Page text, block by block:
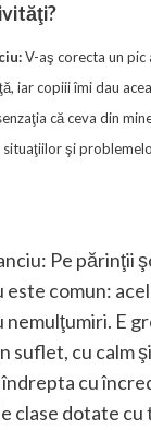
V-aş corecta un pic
iar copiii îmi dau
că ceva din
şi
Pe părinţii
comun:
E
suflet, cu calm
cu
dotate cu